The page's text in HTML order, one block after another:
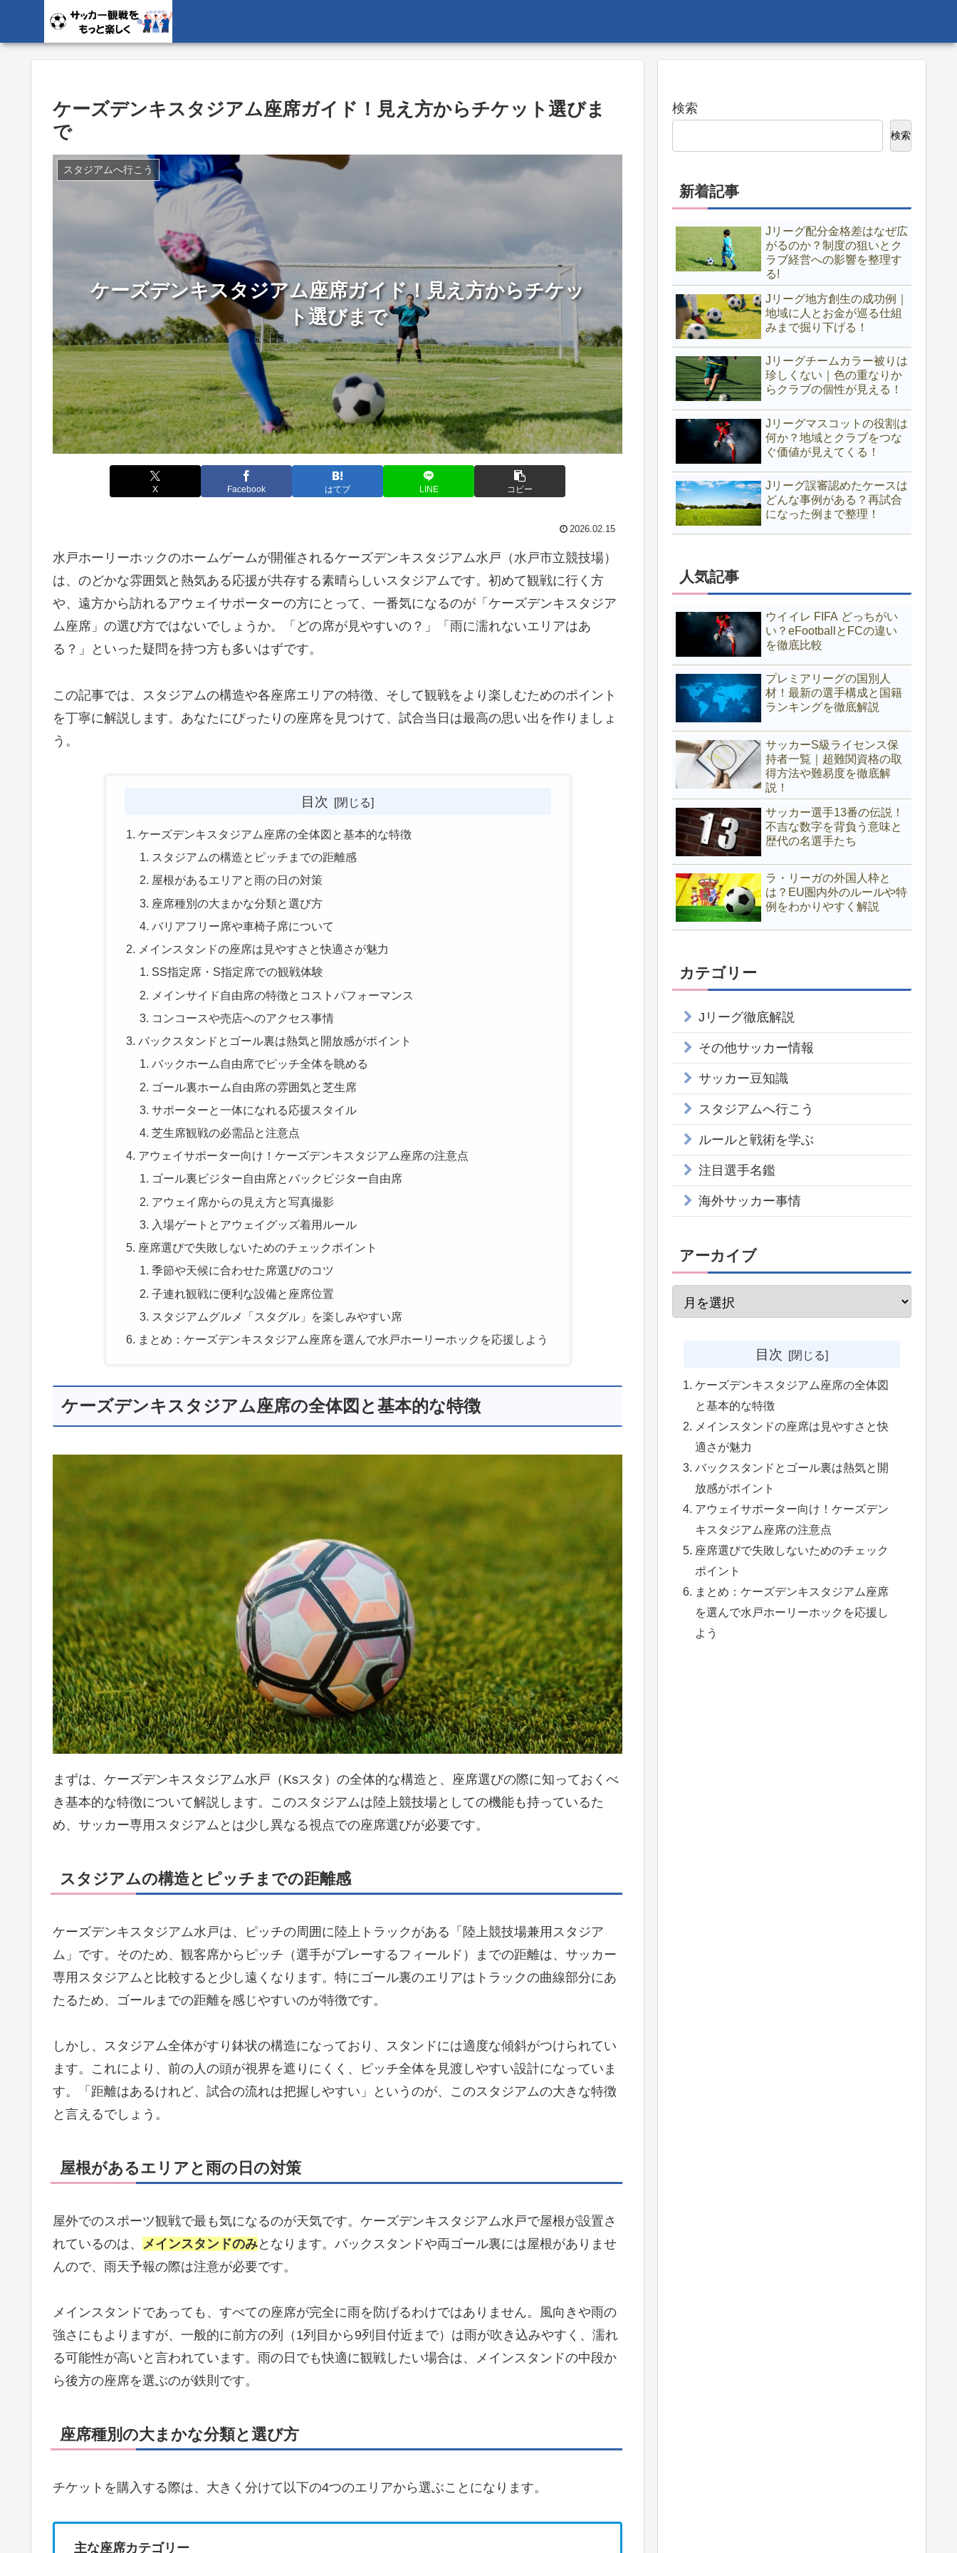
ケーズデンキスタジアム座席ガイド！見え方からチケット選びま
で
ケーズデンキスタジアム座席ガイド！見え方からチケッ
ト選びまで
スタジアムへ行こう
X Facebook はてブ LINE コピー
2026.02.15
水戸ホーリーホックのホームゲームが開催されるケーズデンキスタジアム水戸（水戸市立競技場）
は、のどかな雰囲気と熱気ある応援が共存する素晴らしいスタジアムです。初めて観戦に行く方
や、遠方から訪れるアウェイサポーターの方にとって、一番気になるのが「ケーズデンキスタジア
ム座席」の選び方ではないでしょうか。「どの席が見やすいの？」「雨に濡れないエリアはあ
る？」といった疑問を持つ方も多いはずです。
この記事では、スタジアムの構造や各座席エリアの特徴、そして観戦をより楽しむためのポイント
を丁寧に解説します。あなたにぴったりの座席を見つけて、試合当日は最高の思い出を作りましょ
う。
目次
ケーズデンキスタジアム座席の全体図と基本的な特徴
スタジアムの構造とピッチまでの距離感
屋根があるエリアと雨の日の対策
座席種別の大まかな分類と選び方
バリアフリー席や車椅子席について
メインスタンドの座席は見やすさと快適さが魅力
SS指定席・S指定席での観戦体験
メインサイド自由席の特徴とコストパフォーマンス
コンコースや売店へのアクセス事情
バックスタンドとゴール裏は熱気と開放感がポイント
バックホーム自由席でピッチ全体を眺める
ゴール裏ホーム自由席の雰囲気と芝生席
サポーターと一体になれる応援スタイル
芝生席観戦の必需品と注意点
アウェイサポーター向け！ケーズデンキスタジアム座席の注意点
ゴール裏ビジター自由席とバックビジター自由席
アウェイ席からの見え方と写真撮影
入場ゲートとアウェイグッズ着用ルール
座席選びで失敗しないためのチェックポイント
季節や天候に合わせた席選びのコツ
子連れ観戦に便利な設備と座席位置
スタジアムグルメ「スタグル」を楽しみやすい席
まとめ：ケーズデンキスタジアム座席を選んで水戸ホーリーホックを応援しよう
ケーズデンキスタジアム座席の全体図と基本的な特徴
まずは、ケーズデンキスタジアム水戸（Ksスタ）の全体的な構造と、座席選びの際に知っておくべ
き基本的な特徴について解説します。このスタジアムは陸上競技場としての機能も持っているた
め、サッカー専用スタジアムとは少し異なる視点での座席選びが必要です。
スタジアムの構造とピッチまでの距離感
ケーズデンキスタジアム水戸は、ピッチの周囲に陸上トラックがある「陸上競技場兼用スタジア
ム」です。そのため、観客席からピッチ（選手がプレーするフィールド）までの距離は、サッカー
専用スタジアムと比較すると少し遠くなります。特にゴール裏のエリアはトラックの曲線部分にあ
たるため、ゴールまでの距離を感じやすいのが特徴です。
しかし、スタジアム全体がすり鉢状の構造になっており、スタンドには適度な傾斜がつけられてい
ます。これにより、前の人の頭が視界を遮りにくく、ピッチ全体を見渡しやすい設計になっていま
す。「距離はあるけれど、試合の流れは把握しやすい」というのが、このスタジアムの大きな特徴
と言えるでしょう。
屋根があるエリアと雨の日の対策
屋外でのスポーツ観戦で最も気になるのが天気です。ケーズデンキスタジアム水戸で屋根が設置さ
れているのは、
メインスタンドのみとなります。バックスタンドや両ゴール裏には屋根がありませ
んので、雨天予報の際は注意が必要です。
メインスタンドであっても、すべての座席が完全に雨を防げるわけではありません。風向きや雨の
強さにもよりますが、一般的に前方の列（1列目から9列目付近まで）は雨が吹き込みやすく、濡れ
る可能性が高いと言われています。雨の日でも快適に観戦したい場合は、メインスタンドの中段か
ら後方の座席を選ぶのが鉄則です。
座席種別の大まかな分類と選び方
チケットを購入する際は、大きく分けて以下の4つのエリアから選ぶことになります。
主な座席カテゴリー
検索
検索
新着記事
Jリーグ配分金格差はなぜ広
がるのか？制度の狙いとク
ラブ経営への影響を整理す
る!
Jリーグ地方創生の成功例｜
地域に人とお金が巡る仕組
みまで掘り下げる！
Jリーグチームカラー被りは
珍しくない｜色の重なりか
らクラブの個性が見える！
Jリーグマスコットの役割は
何か？地域とクラブをつな
ぐ価値が見えてくる！
Jリーグ誤審認めたケースは
どんな事例がある？再試合
になった例まで整理！
人気記事
ウイイレ FIFA どっちがい
い？eFootballとFCの違い
を徹底比較
プレミアリーグの国別人
材！最新の選手構成と国籍
ランキングを徹底解説
サッカーS級ライセンス保
持者一覧｜超難関資格の取
得方法や難易度を徹底解
説！
サッカー選手13番の伝説！
不吉な数字を背負う意味と
歴代の名選手たち
ラ・リーガの外国人枠と
は？EU圏内外のルールや特
例をわかりやすく解説
カテゴリー
Jリーグ徹底解説
その他サッカー情報
サッカー豆知識
スタジアムへ行こう
ルールと戦術を学ぶ
注目選手名鑑
海外サッカー事情
アーカイブ
目次
ケーズデンキスタジアム座席の全体図
と基本的な特徴
メインスタンドの座席は見やすさと快
適さが魅力
バックスタンドとゴール裏は熱気と開
放感がポイント
アウェイサポーター向け！ケーズデン
キスタジアム座席の注意点
座席選びで失敗しないためのチェック
ポイント
まとめ：ケーズデンキスタジアム座席
を選んで水戸ホーリーホックを応援し
よう